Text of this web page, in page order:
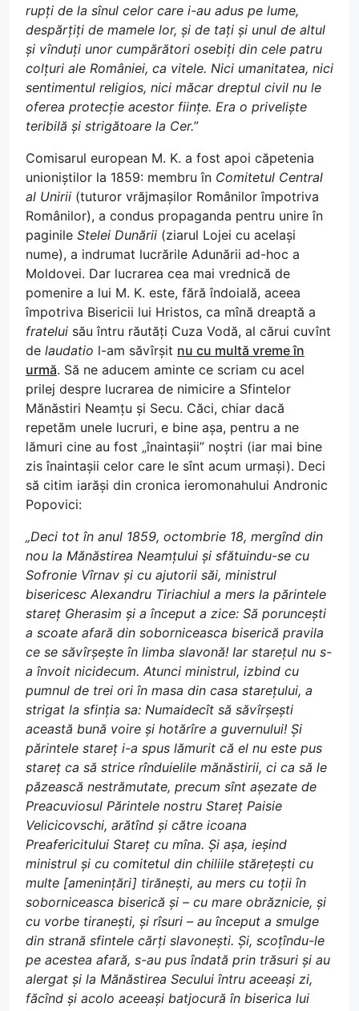
rupți de la sînul celor care i-au adus pe lume,
despărțiți de mamele lor, și de tați și unul de altul
și vînduți unor cumpărători osebiți din cele patru
colțuri ale României, ca vitele. Nici umanitatea, nici
sentimentul religios, nici măcar dreptul civil nu le
oferea protecție acestor ființe. Era o priveliște
teribilă și strigătoare la Cer.”
Comisarul european M. K. a fost apoi căpetenia
unioniștilor la 1859: membru în Comitetul Central
al Unirii (tuturor vrăjmașilor Românilor împotriva
Românilor), a condus propaganda pentru unire în
paginile Stelei Dunării (ziarul Lojei cu același
nume), a indrumat lucrările Adunării ad-hoc a
Moldovei. Dar lucrarea cea mai vrednică de
pomenire a lui M. K. este, fără îndoială, aceea
împotriva Bisericii lui Hristos, ca mînă dreaptă a
fratelui său întru răutăți Cuza Vodă, al cărui cuvînt
de laudatio l-am săvîrșit nu cu multă vreme în
urmă. Să ne aducem aminte ce scriam cu acel
prilej despre lucrarea de nimicire a Sfintelor
Mănăstiri Neamțu și Secu. Căci, chiar dacă
repetăm unele lucruri, e bine așa, pentru a ne
lămuri cine au fost „înaintașii” noștri (iar mai bine
zis înaintașii celor care le sînt acum urmași). Deci
să citim iarăși din cronica ieromonahului Andronic
Popovici:
„Deci tot în anul 1859, octombrie 18, mergînd din
nou la Mănăstirea Neamțului și sfătuindu-se cu
Sofronie Vîrnav și cu ajutorii săi, ministrul
bisericesc Alexandru Tiriachiul a mers la părintele
stareț Gherasim și a început a zice: Să poruncești
a scoate afară din soborniceasca biserică pravila
ce se săvîrșește în limba slavonă! Iar starețul nu s-
a învoit nicidecum. Atunci ministrul, izbind cu
pumnul de trei ori în masa din casa starețului, a
strigat la sfinția sa: Numaidecît să săvîrșești
această bună voire și hotărîre a guvernului! Și
părintele stareț i-a spus lămurit că el nu este pus
stareț ca să strice rînduielile mănăstirii, ci ca să le
păzească nestrămutate, precum sînt așezate de
Preacuviosul Părintele nostru Stareț Paisie
Velicicovschi, arătînd și către icoana
Preafericitului Stareț cu mîna. Și așa, ieșind
ministrul și cu comitetul din chiliile stărețești cu
multe [amenințări] tirănești, au mers cu toții în
soborniceasca biserică și – cu mare obrăznicie, și
cu vorbe tiranești, și rîsuri – au început a smulge
din strană sfintele cărți slavonești. Și, scoțîndu-le
pe acestea afară, s-au pus îndată prin trăsuri și au
alergat și la Mănăstirea Secului întru aceeași zi,
făcînd și acolo aceeași batjocură în biserica lui